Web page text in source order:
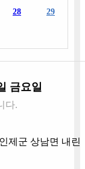
28 29
금요일
다.
제군 상남면 내린